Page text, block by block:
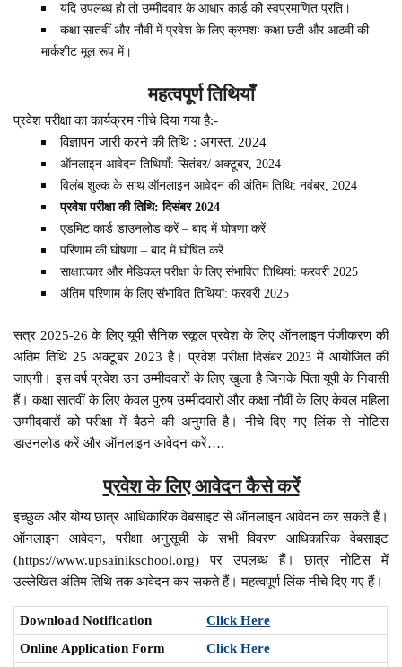
यदि उपलब्ध हो तो उम्मीदवार के आधार कार्ड की स्वप्रमाणित प्रति।
कक्षा सातवीं और नौवीं में प्रवेश के लिए क्रमशः कक्षा छठी और आठवीं की
मार्कशीट मूल रूप में।
महत्वपूर्ण तिथियाँ
प्रवेश परीक्षा का कार्यक्रम नीचे दिया गया है:-
विज्ञापन जारी करने की तिथि : अगस्त, 2024
ऑनलाइन आवेदन तिथियाँ: सितंबर/ अक्टूबर, 2024
विलंब शुल्क के साथ ऑनलाइन आवेदन की अंतिम तिथि: नवंबर, 2024
प्रवेश परीक्षा की तिथि: दिसंबर 2024
एडमिट कार्ड डाउनलोड करें – बाद में घोषणा करें
परिणाम की घोषणा – बाद में घोषित करें
साक्षात्कार और मेडिकल परीक्षा के लिए संभावित तिथियां: फरवरी 2025
अंतिम परिणाम के लिए संभावित तिथियां: फरवरी 2025
सत्र 2025-26 के लिए यूपी सैनिक स्कूल प्रवेश के लिए ऑनलाइन पंजीकरण की
अंतिम तिथि 25 अक्टूबर 2023 है। प्रवेश परीक्षा दिसंबर 2023 में आयोजित की
जाएगी। इस वर्ष प्रवेश उन उम्मीदवारों के लिए खुला है जिनके पिता यूपी के निवासी
हैं। कक्षा सातवीं के लिए केवल पुरुष उम्मीदवारों और कक्षा नौवीं के लिए केवल महिला
उम्मीदवारों को परीक्षा में बैठने की अनुमति है। नीचे दिए गए लिंक से नोटिस
डाउनलोड करें और ऑनलाइन आवेदन करें….
प्रवेश के लिए आवेदन कैसे करें
इच्छुक और योग्य छात्र आधिकारिक वेबसाइट से ऑनलाइन आवेदन कर सकते हैं।
ऑनलाइन आवेदन, परीक्षा अनुसूची के सभी विवरण आधिकारिक वेबसाइट
(https://www.upsainikschool.org) पर उपलब्ध हैं। छात्र नोटिस में
उल्लेखित अंतिम तिथि तक आवेदन कर सकते हैं। महत्वपूर्ण लिंक नीचे दिए गए हैं।
Download Notification
Click Here
Online Application Form
Click Here